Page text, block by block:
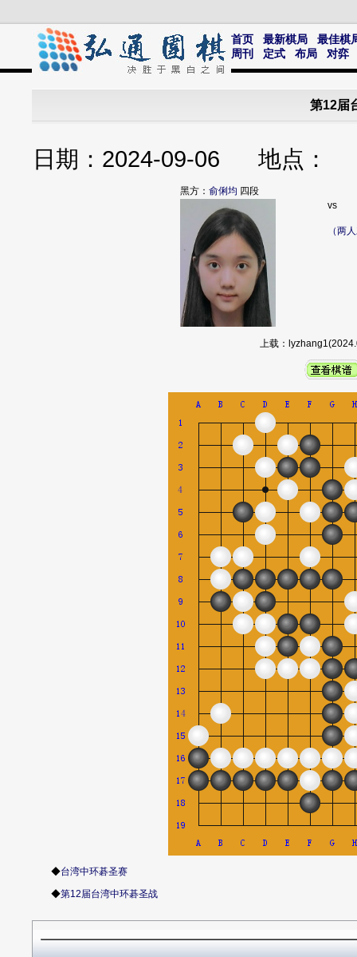
首页 最新棋局
最佳棋
周刊
定式 布局 对弈
第12届
日期：2024-09-06 地点
黑方： 俞俐均 四段
vs
（两
上载：
◆台湾中环碁圣赛
◆第12届台湾中环碁圣战